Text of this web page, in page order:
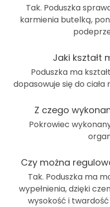
Tak. Poduszka
karmienia butelką,
Jaki kształt
Poduszka ma
dopasowuje się do
Z czego
Pokrowiec
Czy można
Tak. Poduszka ma
wypełnienia, dzięki
wysokość i